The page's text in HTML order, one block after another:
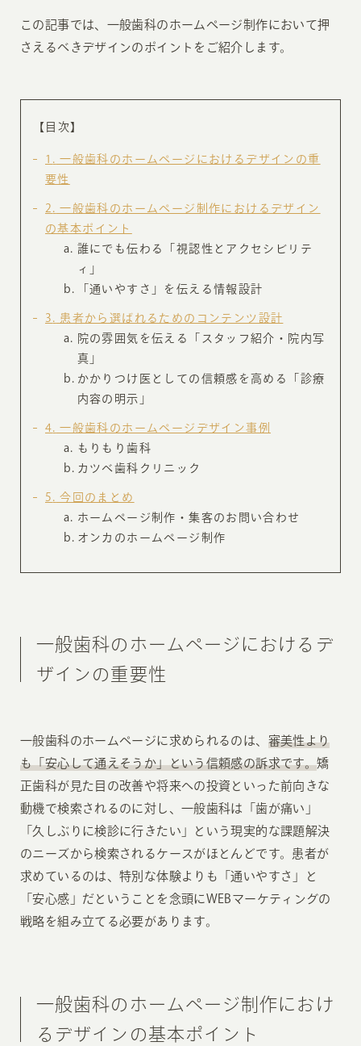
この記事では、一般歯科のホームページ制作において押
さえるべきデザインのポイントをご紹介します。
【目次】
1
一般歯科のホームページにおけるデザインの重
要性
2
一般歯科のホームページ制作におけるデザイン
の基本ポイント
誰にでも伝わる「視認性とアクセシビリテ
ィ」
「通いやすさ」を伝える情報設計
3
患者から選ばれるためのコンテンツ設計
院の雰囲気を伝える「スタッフ紹介・院内写
真」
かかりつけ医としての信頼感を高める「診療
内容の明示」
4
一般歯科のホームページデザイン事例
もりもり歯科
カツベ歯科クリニック
5
今回のまとめ
ホームページ制作・集客のお問い合わせ
オンカのホームページ制作
一般歯科のホームページにおけるデ
ザインの重要性
一般歯科のホームページに求められるのは、 審美性より
も「安心して通えそうか」という信頼感の訴求です。矯
正歯科が見た目の改善や将来への投資といった前向きな
動機で検索されるのに対し、一般歯科は「歯が痛い」
「久しぶりに検診に行きたい」という現実的な課題解決
のニーズから検索されるケースがほとんどです。患者が
求めているのは、特別な体験よりも「通いやすさ」と
「安心感」だということを念頭にWEBマーケティングの
戦略を組み立てる必要があります。
一般歯科のホームページ制作におけ
るデザインの基本ポイント